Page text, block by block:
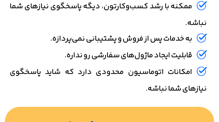
ممکنه با رشد کسب‌وکارتون، دیگه پاسخگوی نیازهای شما
نباشه.
به خدمات پس از فروش و پشتیبانی نمی‌پردازه.
قابلیت ایجاد ماژول‌های سفارشی رو نداره.
امکانات اتوماسیون محدودی دارد که شاید پاسخگوی
نیازهای شما نباشه.